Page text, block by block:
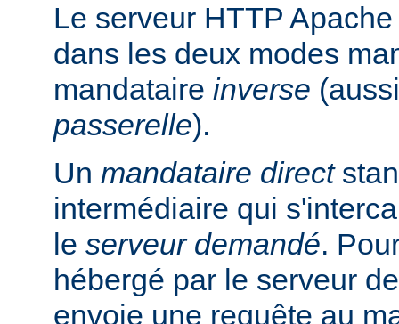
Le serveur HTTP
dans les deux modes
mandataire inverse
passerelle).
Un mandataire direct
intermédiaire qui
le serveur demandé.
hébergé par le serveur
envoie une requête au